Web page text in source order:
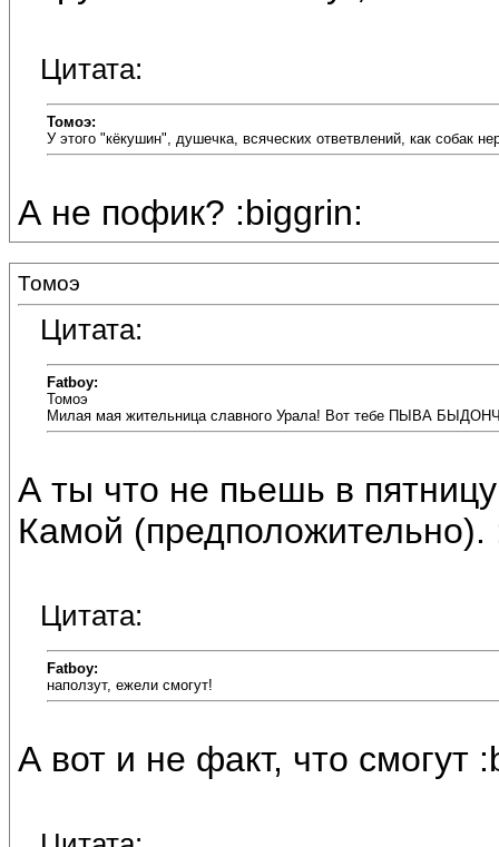
Цитата:
Томоэ:
У этого "кёкушин", душечка, всяческих ответвлений, как собак
А не пофик? :biggrin:
Томоэ
Цитата:
Fatboy:
Томоэ
Милая мая жительница славного Урала! Вот тебе ПЫВА
А ты что не пьешь в
Камой (предположительно).
Цитата:
Fatboy:
наползут, ежели смогут!
А вот и не факт, что смогут